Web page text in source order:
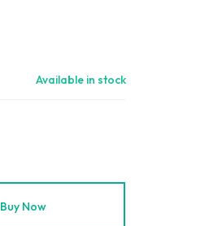
Available in stock
Buy Now